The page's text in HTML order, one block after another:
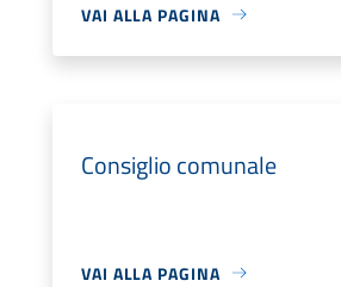
VAI ALLA PAGINA
Consiglio comunale
VAI ALLA PAGINA